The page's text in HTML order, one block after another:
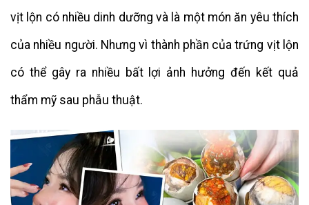
vịt lộn có nhiều dinh dưỡng và là một món ăn yêu thích
của nhiều người. Nhưng vì thành phần của trứng vịt lộn
có thể gây ra nhiều bất lợi ảnh hưởng đến kết quả
thẩm mỹ sau phẫu thuật.